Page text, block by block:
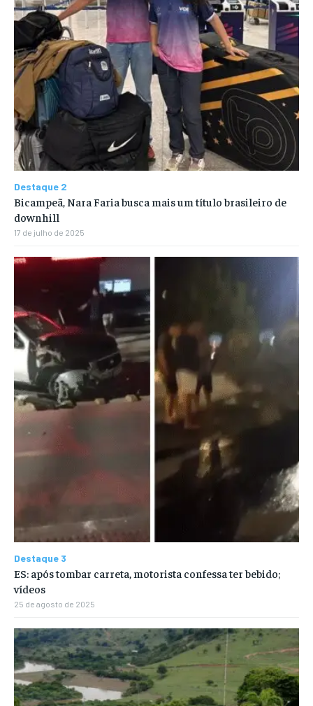
Destaque 2
Bicampeã, Nara Faria busca mais um título brasileiro de
downhill
17 de julho de 2025
Destaque 3
ES: após tombar carreta, motorista confessa ter bebido;
vídeos
25 de agosto de 2025